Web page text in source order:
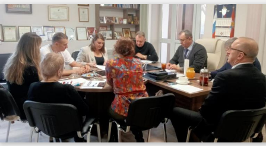
Российско-
Китайский
юридический
форум
Подробнее